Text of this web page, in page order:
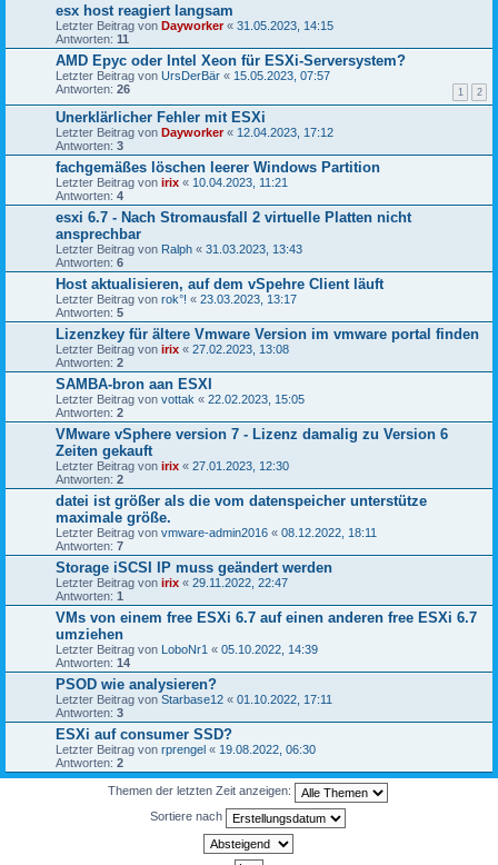
esx host reagiert langsam
Letzter Beitrag von Dayworker« 31.05.2023, 14:15
Antworten: 11
AMD Epyc oder Intel Xeon für ESXi-Serversystem?
Letzter Beitrag von UrsDerBär « 15.05.2023, 07:57
Antworten: 26 1 2
Unerklärlicher Fehler mit ESXi
Letzter Beitrag von Dayworker« 12.04.2023, 17:12
Antworten: 3
fachgemäßes löschen leerer Windows Partition
Letzter Beitrag von irix « 10.04.2023, 11:21
Antworten: 4
esxi 6.7 - Nach Stromausfall 2 virtuelle Platten nicht
ansprechbar
Letzter Beitrag von Ralph « 31.03.2023, 13:43
Antworten: 6
Host aktualisieren, auf dem vSpehre Client läuft
Letzter Beitrag von rok°! « 23.03.2023, 13:17
Antworten: 5
Lizenzkey für ältere Vmware Version im vmware portal finden
Letzter Beitrag von irix « 27.02.2023, 13:08
Antworten: 2
SAMBA-bron aan ESXI
Letzter Beitrag von vottak « 22.02.2023, 15:05
Antworten: 2
VMware vSphere version 7 - Lizenz damalig zu Version 6
Zeiten gekauft
Letzter Beitrag von irix « 27.01.2023, 12:30
Antworten: 2
datei ist größer als die vom datenspeicher unterstütze
maximale größe.
Letzter Beitrag von vmware-admin2016 « 08.12.2022, 18:11
Antworten: 7
Storage iSCSI IP muss geändert werden
Letzter Beitrag von irix « 29.11.2022, 22:47
Antworten: 1
VMs von einem free ESXi 6.7 auf einen anderen free ESXi 6.7
umziehen
Letzter Beitrag von LoboNr1 « 05.10.2022, 14:39
Antworten: 14
PSOD wie analysieren?
Letzter Beitrag von Starbase12 « 01.10.2022, 17:11
Antworten: 3
ESXi auf consumer SSD?
Letzter Beitrag von rprengel « 19.08.2022, 06:30
Antworten: 2
Themen der letzten Zeit anzeigen:
Sortiere nach